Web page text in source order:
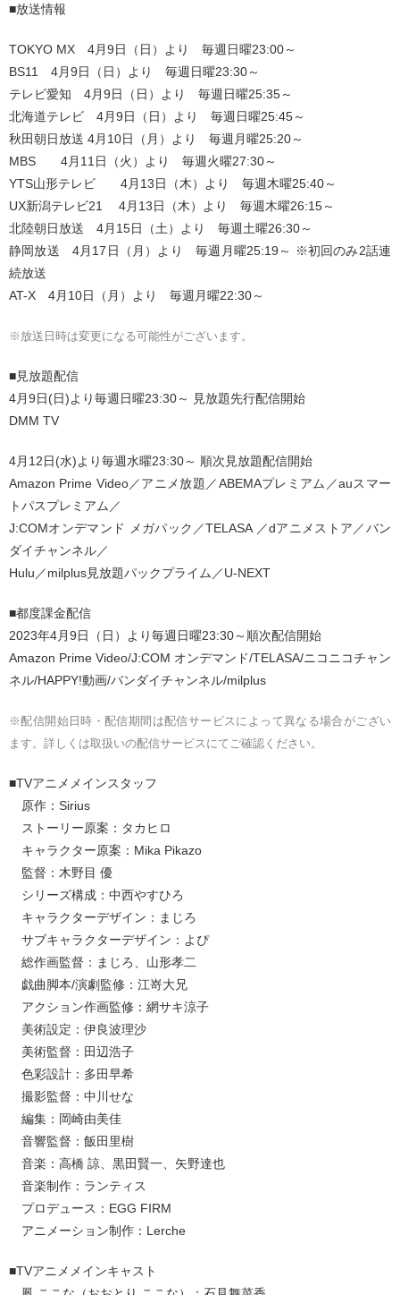
■放送情報
TOKYO MX 4月9日（日）より 毎週日曜23:00～
BS11 4月9日（日）より 毎週日曜23:30～
テレビ愛知 4月9日（日）より 毎週日曜25:35～
北海道テレビ 4月9日（日）より 毎週日曜25:45～
秋田朝日放送 4月10日（月）より 毎週月曜25:20～
MBS 4月11日（火）より 毎週火曜27:30～
YTS山形テレビ 4月13日（木）より 毎週木曜25:40～
UX新潟テレビ21 4月13日（木）より 毎週木曜26:15～
北陸朝日放送 4月15日（土）より 毎週土曜26:30～
静岡放送 4月17日（月）より 毎週月曜25:19～ ※初回のみ2話連
続放送
AT-X 4月10日（月）より 毎週月曜22:30～
※放送日時は変更になる可能性がございます。
■見放題配信
4月9日(日)より毎週日曜23:30～ 見放題先行配信開始
DMM TV
4月12日(水)より毎週水曜23:30～ 順次見放題配信開始
Amazon Prime Video／アニメ放題／ABEMAプレミアム／auスマー
トパスプレミアム／
J:COMオンデマンド メガパック／TELASA ／dアニメストア／バン
ダイチャンネル／
Hulu／milplus見放題パックプライム／U-NEXT
■都度課金配信
2023年4月9日（日）より毎週日曜23:30～順次配信開始
Amazon Prime Video/J:COM オンデマンド/TELASA/ニコニコチャン
ネル/HAPPY!動画/バンダイチャンネル/milplus
※配信開始日時・配信期間は配信サービスによって異なる場合がござい
ます。詳しくは取扱いの配信サービスにてご確認ください。
■TVアニメメインスタッフ
原作：Sirius
ストーリー原案：タカヒロ
キャラクター原案：Mika Pikazo
監督：木野目 優
シリーズ構成：中西やすひろ
キャラクターデザイン：まじろ
サブキャラクターデザイン：よぴ
総作画監督：まじろ、山形孝二
戯曲脚本/演劇監修：江嵜大兄
アクション作画監修：網サキ涼子
美術設定：伊良波理沙
美術監督：田辺浩子
色彩設計：多田早希
撮影監督：中川せな
編集：岡崎由美佳
音響監督：飯田里樹
音楽：高橋 諒、黒田賢一、矢野達也
音楽制作：ランティス
プロデュース：EGG FIRM
アニメーション制作：Lerche
■TVアニメメインキャスト